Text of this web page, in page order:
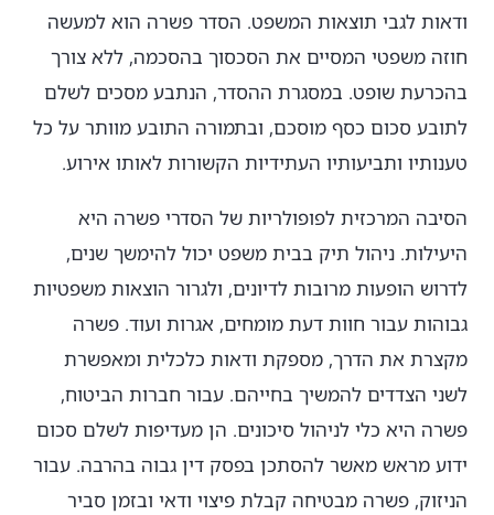
ודאות לגבי תוצאות המשפט. הסדר פשרה הוא למעשה
חוזה משפטי המסיים את הסכסוך בהסכמה, ללא צורך
בהכרעת שופט. במסגרת ההסדר, הנתבע מסכים לשלם
לתובע סכום כסף מוסכם, ובתמורה התובע מוותר על כל
טענותיו ותביעותיו העתידיות הקשורות לאותו אירוע.
הסיבה המרכזית לפופולריות של הסדרי פשרה היא
היעילות. ניהול תיק בבית משפט יכול להימשך שנים,
לדרוש הופעות מרובות לדיונים, ולגרור הוצאות משפטיות
גבוהות עבור חוות דעת מומחים, אגרות ועוד. פשרה
מקצרת את הדרך, מספקת ודאות כלכלית ומאפשרת
לשני הצדדים להמשיך בחייהם. עבור חברות הביטוח,
פשרה היא כלי לניהול סיכונים. הן מעדיפות לשלם סכום
ידוע מראש מאשר להסתכן בפסק דין גבוה בהרבה. עבור
הניזוק, פשרה מבטיחה קבלת פיצוי ודאי ובזמן סביר